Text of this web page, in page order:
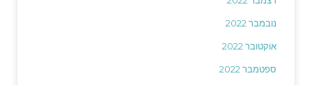
נובמבר 2022
אוקטובר 2022
ספטמבר 2022